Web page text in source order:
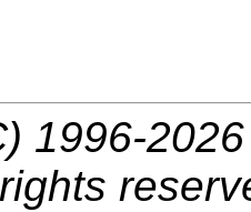
1996-